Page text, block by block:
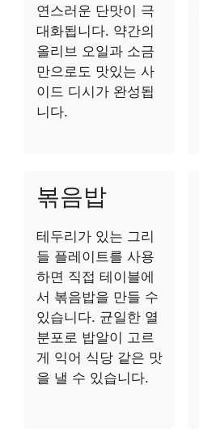
연스러운 단맛이 극
대화됩니다. 약간의
올리브 오일과 소금
만으로도 맛있는 사
이드 디시가 완성됩
니다.
볶음밥
테두리가 있는 그리
들 플레이트를 사용
하면 직접 테이블에
서 볶음밥을 만들 수
있습니다. 균일한 열
분포로 밥알이 고르
게 익어 식당 같은 맛
을 낼 수 있습니다.